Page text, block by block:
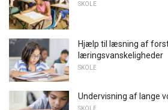
SKOLE
Hjælp til læsning af
læringsvanskeligheder
SKOLE
Undervisning af lange
SKOLE